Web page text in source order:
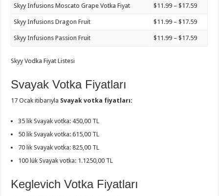
Skyy Infusions Moscato Grape Votka Fiyat $11.99 – $17.59
Skyy Infusions Dragon Fruit $11.99 – $17.59
Skyy Infusions Passion Fruit $11.99 – $17.59
Skyy Vodka Fiyat Listesi
Svayak Votka Fiyatları
17 Ocak itibarıyla Svayak votka fiyatları:
35 lik Svayak votka: 450,00 TL
50 lik Svayak votka: 615,00 TL
70 lik Svayak votka: 825,00 TL
100 lük Svayak votka: 1.1250,00 TL
Keglevich Votka Fiyatları